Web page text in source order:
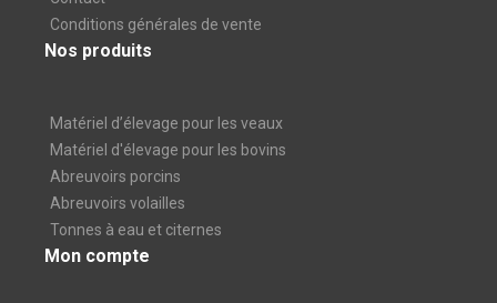
Conditions générales de vente
Nos produits
Matériel d’élevage pour les veaux
Matériel d'élevage pour les bovins
Abreuvoirs porcins
Abreuvoirs volailles
Tonnes à eau et citernes
Mon compte